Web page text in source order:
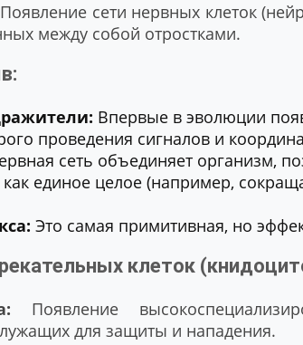
Появление сети нервных клеток
между собой отростками.
Впервые в эволюции
проведения сигналов и
сеть объединяет организм,
единое целое (например,
Это самая примитивная, но
клеток
Появление
для защиты и нападения.